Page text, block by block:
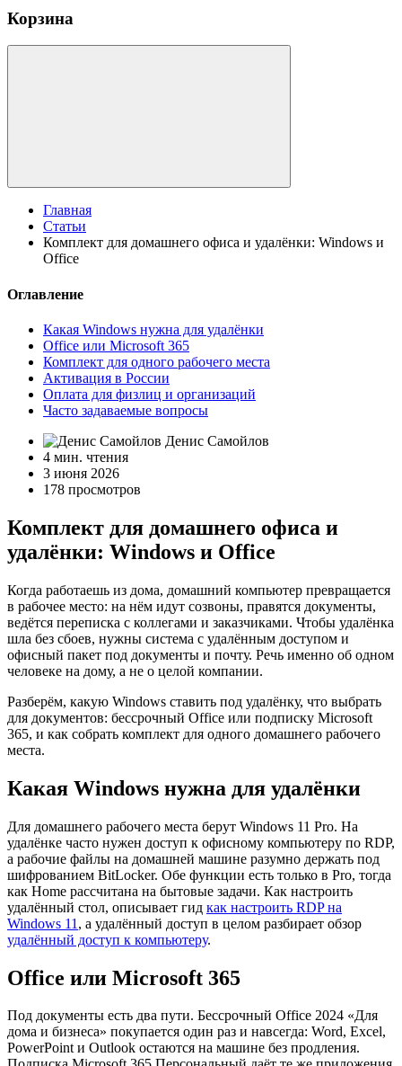
Корзина
Главная
Статьи
Комплект для домашнего офиса и удалёнки: Windows и
Office
Оглавление
Какая Windows нужна для удалёнки
Office или Microsoft 365
Комплект для одного рабочего места
Активация в России
Оплата для физлиц и организаций
Часто задаваемые вопросы
Денис Самойлов
4 мин. чтения
3 июня 2026
178 просмотров
Комплект для домашнего офиса и
удалёнки: Windows и Office
Когда работаешь из дома, домашний компьютер превращается
в рабочее место: на нём идут созвоны, правятся документы,
ведётся переписка с коллегами и заказчиками. Чтобы удалёнка
шла без сбоев, нужны система с удалённым доступом и
офисный пакет под документы и почту. Речь именно об одном
человеке на дому, а не о целой компании.
Разберём, какую Windows ставить под удалёнку, что выбрать
для документов: бессрочный Office или подписку Microsoft
365, и как собрать комплект для одного домашнего рабочего
места.
Какая Windows нужна для удалёнки
Для домашнего рабочего места берут Windows 11 Pro. На
удалёнке часто нужен доступ к офисному компьютеру по RDP,
а рабочие файлы на домашней машине разумно держать под
шифрованием BitLocker. Обе функции есть только в Pro, тогда
как Home рассчитана на бытовые задачи. Как настроить
удалённый стол, описывает гид как настроить RDP на
Windows 11 , а удалённый доступ в целом разбирает обзор
удалённый доступ к компьютеру.
Office или Microsoft 365
Под документы есть два пути. Бессрочный Office 2024 «Для
дома и бизнеса» покупается один раз и навсегда: Word, Excel,
PowerPoint и Outlook остаются на машине без продления.